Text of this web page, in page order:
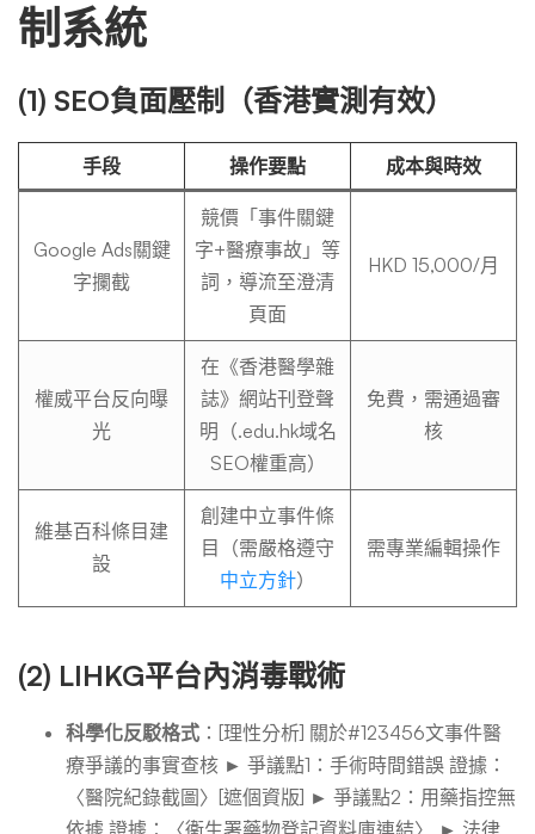
制系統
(1) SEO負面壓制（香港實測有效）
手段 操作要點 成本與時效
Google Ads關鍵
字攔截
競價「事件關鍵
字+醫療事故」等
詞，導流至澄清
頁面
HKD 15,000/月
權威平台反向曝
光
在《香港醫學雜
誌》網站刊登聲
明（.edu.hk域名
SEO權重高）
免費，需通過審
核
維基百科條目建
設
創建中立事件條
目（需嚴格遵守
中立方針）
需專業編輯操作
(2) LIHKG平台內消毒戰術
科學化反駁格式 ：[理性分析] 關於#123456文事件醫
療爭議的事實查核 ► 爭議點1：手術時間錯誤 證據：
〈醫院紀錄截圖〉[遮個資版] ► 爭議點2：用藥指控無